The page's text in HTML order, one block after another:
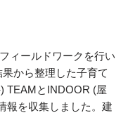
ィールドワークを行い
から整理した子育て
TEAMとINDOOR (屋
報を収集しました。建